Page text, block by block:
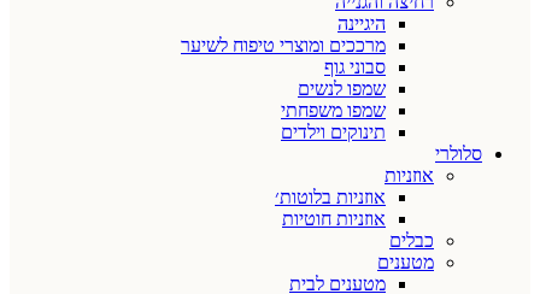
היגיינה
מרככים ומוצרי טיפוח לשיער
סבוני גוף
שמפו לנשים
שמפו משפחתי
תינוקים וילדים
סלולרי
אוזניות
אוזניות בלוטות׳
אוזניות חוטיות
כבלים
מטענים
מטענים לבית